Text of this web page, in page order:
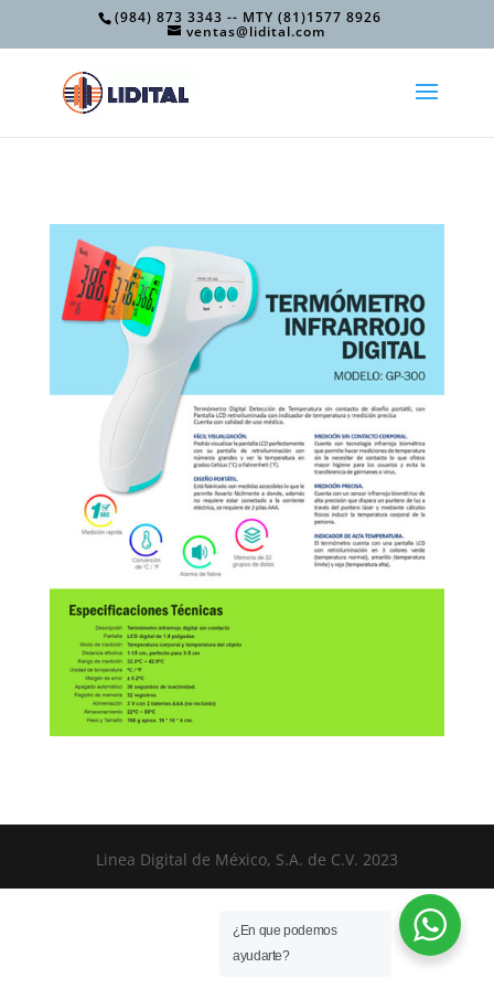
(984) 873 3343 -- MTY (81)1577 8926
ventas@lidital.com
Linea Digital de México, S.A. de C.V. 2023
¿En que podemos
ayudarte?